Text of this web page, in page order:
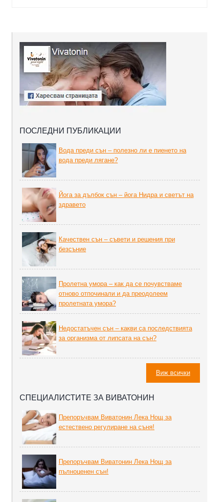
ПОСЛЕДНИ ПУБЛИКАЦИИ
Вода преди сън – полезно ли е пиенето на
вода преди лягане?
Йога за дълбок сън – йога Нидра и светът на
здравето
Качествен сън – съвети и решения при
безсъние
Пролетна умора – как да се почувстваме
отново отпочинали и да преодолеем
пролетната умора?
Недостатъчен сън – какви са последствията
за организма от липсата на сън?
Виж всички
СПЕЦИАЛИСТИТЕ ЗА ВИВАТОНИН
Препоръчвам Виватонин Лека Нощ за
естествено регулиране на съня!
Препоръчвам Виватонин Лека Нощ за
пълноценен сън!